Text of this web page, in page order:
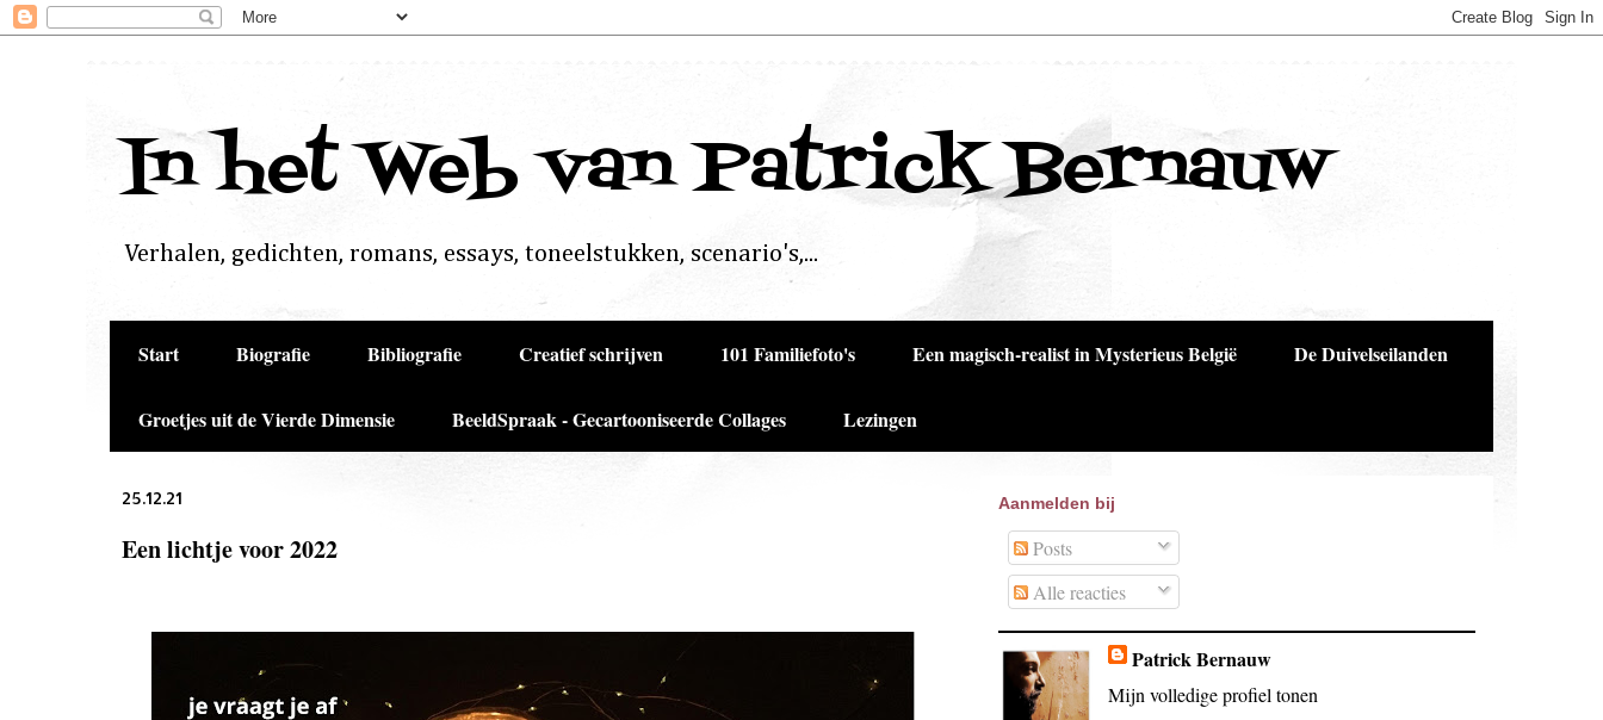
In het Web van Patrick Bernauw
Verhalen, gedichten, romans, essays, toneelstukken, scenario's,...
Start Biografie Bibliografie Creatief schrijven 101 Familiefoto's Een magisch-realist in Mysterieus België De Duivelseilanden
Groetjes uit de Vierde Dimensie BeeldSpraak - Gecartooniseerde Collages Lezingen
25.12.21
Een lichtje voor 2022
Aanmelden bij
Posts
Alle reacties
Patrick Bernauw
Mijn volledige profiel tonen